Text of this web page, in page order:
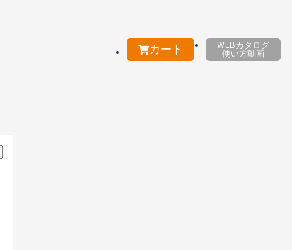
カート
WEBカタログ
使い方動画